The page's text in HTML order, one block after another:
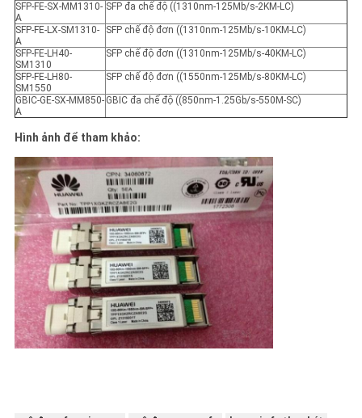
SFP-FE-SX-MM1310-
A
SFP đa chế độ ((1310nm-125Mb/s-2KM-LC)
SFP-FE-LX-SM1310-
A
SFP chế độ đơn ((1310nm-125Mb/s-10KM-LC)
SFP-FE-LH40-
SM1310
SFP chế độ đơn ((1310nm-125Mb/s-40KM-LC)
SFP-FE-LH80-
SM1550
SFP chế độ đơn ((1550nm-125Mb/s-80KM-LC)
GBIC-GE-SX-MM850-
A
GBIC đa chế độ ((850nm-1.25Gb/s-550M-SC)
Hình ảnh để tham khảo: